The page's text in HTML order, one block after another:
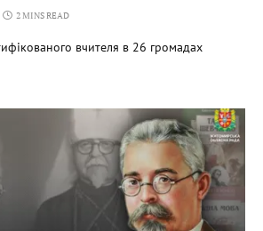
2 MINS READ
вчителя в 26 громадах